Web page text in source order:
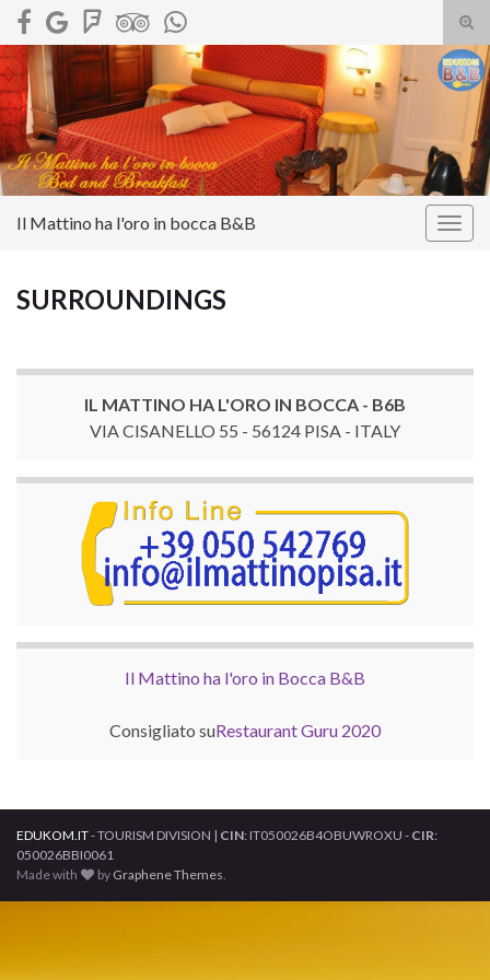
Search for:
Il Mattino ha l'oro in bocca B&B
SURROUNDINGS
IL MATTINO HA L'ORO IN BOCCA - B6B
VIA CISANELLO 55 - 56124 PISA - ITALY
Il Mattino ha l'oro in Bocca B&B
Consigliato suRestaurant Guru 2020
EDUKOM.IT- TOURISM DIVISION | CIN: IT050026B4OBUWROXU - CIR:
050026BBI0061
Made with
by Graphene Themes